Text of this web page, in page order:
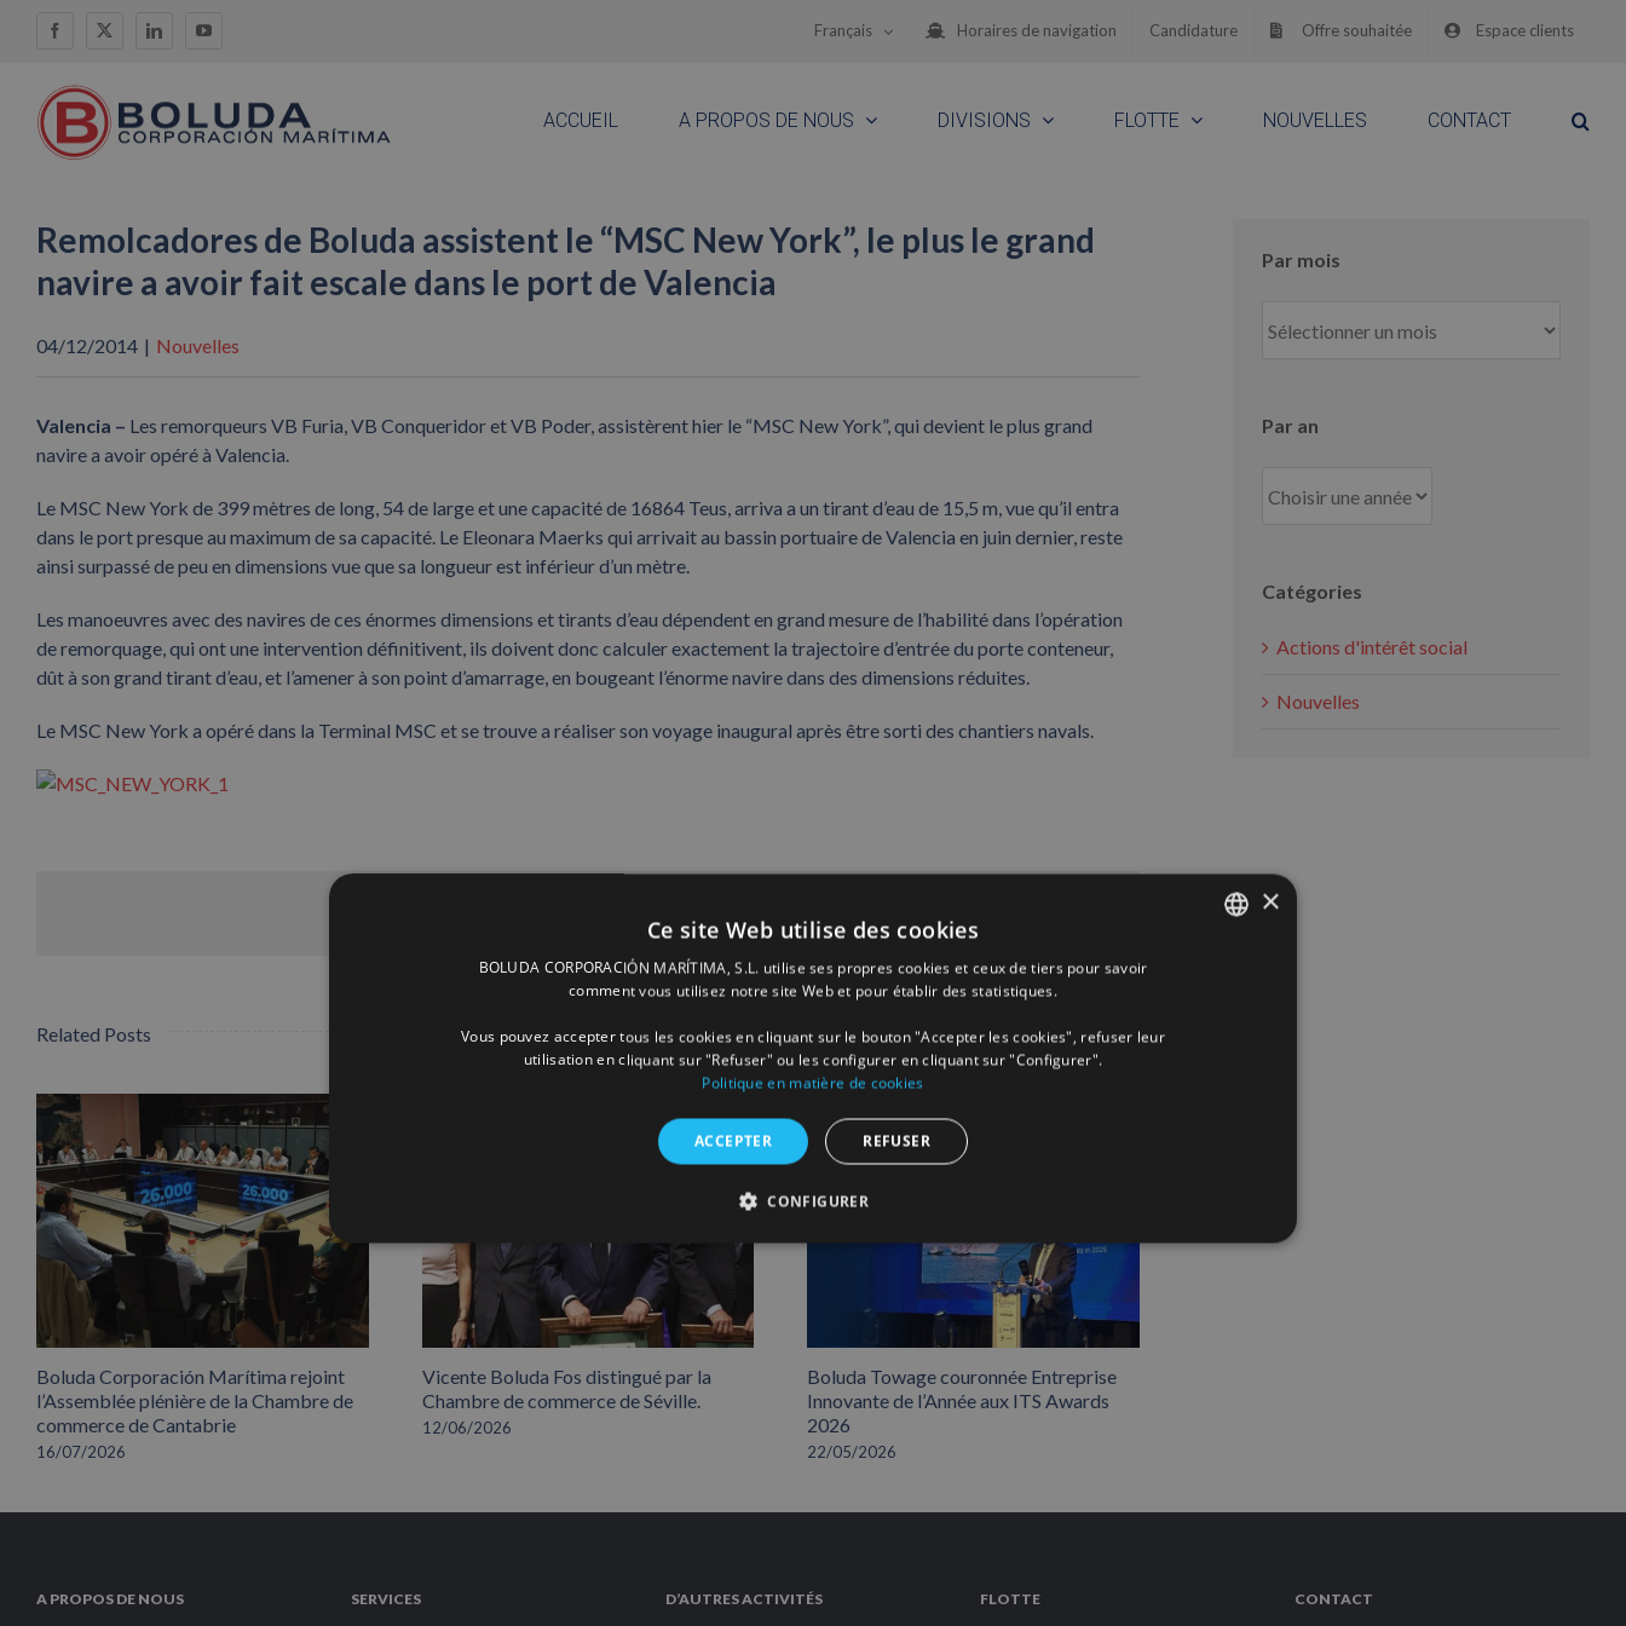
Facebook
X LinkedInYouTube Français Horaires de navigation Candidature Offre souhaitée Espace clients
ACCUEIL A PROPOS DE NOUS DIVISIONS FLOTTE NOUVELLES CONTACT
Remolcadores de Boluda assistent le “MSC New York”, le plus le grand
navire a avoir fait escale dans le port de Valencia
04/12/2014 | Nouvelles
Valencia – Les remorqueurs VB Furia, VB Conqueridor et VB Poder, assistèrent hier le “MSC New York”, qui devient le plus grand
navire a avoir opéré à Valencia.
Le MSC New York de 399 mètres de long, 54 de large et une capacité de 16864 Teus, arriva a un tirant d’eau de 15,5 m, vue qu’il entra
dans le port presque au maximum de sa capacité. Le Eleonara Maerks qui arrivait au bassin portuaire de Valencia en juin dernier, reste
ainsi surpassé de peu en dimensions vue que sa longueur est inférieur d’un mètre.
Les manoeuvres avec des navires de ces énormes dimensions et tirants d’eau dépendent en grand mesure de l’habilité dans l’opération
de remorquage, qui ont une intervention définitivent, ils doivent donc calculer exactement la trajectoire d’entrée du porte conteneur,
dût à son grand tirant d’eau, et l’amener à son point d’amarrage, en bougeant l’énorme navire dans des dimensions réduites.
Le MSC New York a opéré dans la Terminal MSC et se trouve a réaliser son voyage inaugural après être sorti des chantiers navals.
Related Posts
Boluda Corporación Marítima rejoint
l’Assemblée plénière de la Chambre de
commerce de Cantabrie
16/07/2026
Vicente Boluda Fos distingué par la
Chambre de commerce de Séville.
12/06/2026
Boluda Towage couronnée Entreprise
Innovante de l’Année aux ITS Awards
2026
22/05/2026
Par mois
mois
Par an
Catégories
Actions d'intérêt social
Nouvelles
A PROPOS DE NOUS SERVICES D’AUTRES ACTIVITÉS FLOTTE CONTACT
×
Ce site Web utilise des cookies
BOLUDA CORPORACIÓN MARÍTIMA, S.L. utilise ses propres cookies et ceux de tiers pour savoir
comment vous utilisez notre site Web et pour établir des statistiques.
Vous pouvez accepter tous les cookies en cliquant sur le bouton "Accepter les cookies", refuser leur
utilisation en cliquant sur "Refuser" ou les configurer en cliquant sur "Configurer".
Politique en matière de cookies
ACCEPTER REFUSER
CONFIGURER